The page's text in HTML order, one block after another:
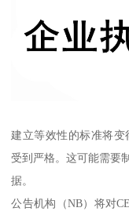
建立等效性的标准将
受到严格。这可能需要
据。
公告机构（NB）将对